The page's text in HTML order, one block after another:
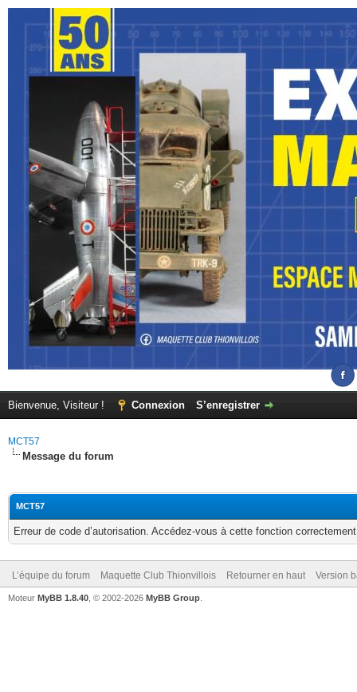
Bienvenue, Visiteur ! Connexion S’enregistrer
MCT57
Message du forum
MCT57
Erreur de code d’autorisation. Accédez-vous à cette fonction
L’équipe du forum Maquette Club Thionvillois Retourner en haut Version
Moteur MyBB 1.8.40 , © 2002-2026 MyBB Group